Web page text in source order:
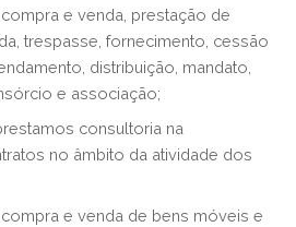
e venda, prestação de
trespasse, fornecimento, cessão
distribuição, mandato,
e associação;
consultoria na
no âmbito da atividade dos
e venda de bens móveis e